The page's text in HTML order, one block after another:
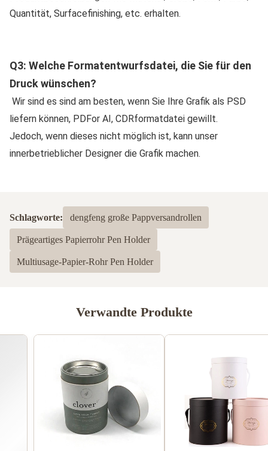
Quantität, Surfacefinishing, etc. erhalten.
Q3: Welche Formatentwurfsdatei, die Sie für den
Druck wünschen?
Wir sind es sind am besten, wenn Sie Ihre Grafik als PSD
liefern können, PDFor AI, CDRformatdatei gewillt.
Jedoch, wenn dieses nicht möglich ist, kann unser
innerbetrieblicher Designer die Grafik machen.
Schlagworte: dengfeng große Pappversandrollen
Prägeartiges Papierrohr Pen Holder
Multiusage-Papier-Rohr Pen Holder
Verwandte Produkte